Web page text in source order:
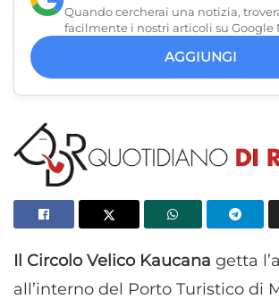
Quando cercherai una notizia,
facilmente i nostri articoli su Google
AGGIUNGI
Il Circolo Velico Kaucana getta
all’interno del Porto Turistico di